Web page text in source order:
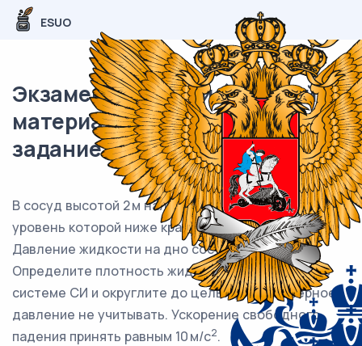
ESUO
Экзаменационный (типовой)
материал ЕГЭ / Физика / 04
задание (24) / 15
В сосуд высотой 2 м налита некая жидкость,
уровень которой ниже края сосуда на 20 см.
Давление жидкости на дно сосуда — 14 кПа.
Определите плотность жидкости (Ответ дайте в
системе СИ и округлите до целых.). Атмосферное
давление не учитывать. Ускорение свободного
падения принять равным 10 м/с2.